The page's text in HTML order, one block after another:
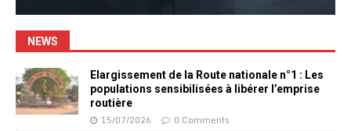
NEWS
Elargissement de la Route nationale n°1 : Les
populations sensibilisées à libérer l’emprise
routière
15/07/2026 0 Comments